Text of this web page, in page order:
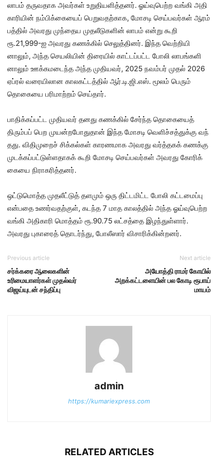
லாபம் தரு​வ​தாக அவர்​கள் உறு​தி​யளித்​தனர். ஓய்​வு​பெற்ற வங்கி அதி​
காரி​யின் நம்​பிக்​கை​யைப் பெறு​வதற்​காக, மோசடி செய்​பவர்​கள் ஆரம்​
பத்​தில் அவரது முந்​தைய முதலீடு​களின் லாபம் என்று கூறி
ரூ.21,999-ஐ அவரது கணக்​கில் செலுத்​தினர். இந்த வெற்​றி​யி​
னாலும், அந்த செயலி​யின் திரை​யில் காட்​டப்​பட்ட போலி லாபங்​களி​
னாலும் ஊக்​கமடைந்த அந்த முதி​ய​வர், 2025 நவம்​பர் முதல் 2026
ஏப்​ரல் வரையி​லான கால​கட்​டத்​தில் ஆர்.டி.ஜி.எஸ். மூலம் பெரும்
தொகையை பரி​மாற்​றம் செய்​தார்.
பாதிக்​கப்​பட்ட முதி​ய​வர் தனது கணக்​கில் சேர்ந்த தொகை​யைத்
திரும்​பப் பெற முயன்​ற​போது​தான் இந்த மோசடி வெளிச்​சத்​துக்கு வந்​
தது. விதி​முறைச் சிக்​கல்​கள் காரண​மாக அவரது வர்த்​தகக் கணக்கு
முடக்​கப்​பட்​டுள்​ள​தாகக் கூறி மோசடி செய்​பவர்​கள் அவரது கோரிக்​
கையை நிராகரித்​தனர்.
ஒட்​டுமொத்த முதலீட்​டுத் தளமும் ஒரு திட்​ட​மிட்ட போலி கட்டமைப்பு
என்​பதை உணர்​வதற்​குள், கடந்த 7 மாத காலத்​தில் அந்த ஓய்​வு​பெற்ற
வங்கி அதி​காரி மொத்​தம் ரூ.90.75 லட்​சத்தை இழந்​துள்​ளார்.
அவரது புகாரைத் தொடர்ந்​து, போலீ​ஸார் விசாரிக்கின்றனர்.
Previous article
சர்க்கரை ஆலைகளின்
உரிமையாளர்கள் முதல்வர்
விஜய்யுடன் சந்திப்பு
Next article
அயோத்தி ராமர் கோயில்
அறக்கட்டளையின் பல கோடி ரூபாய்
மாயம்
admin
https://kumariexpress.com
RELATED ARTICLES